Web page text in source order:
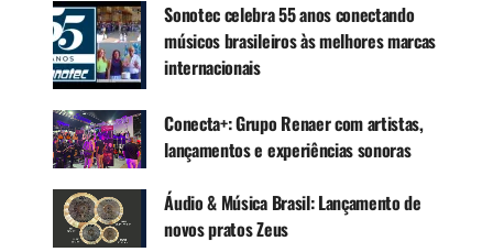
Os captadores Black Top Filter’Tron amplificam e
acentuam o corpo com a câmera Electromatic
Double Jet FT para produzir um tom amplo. A
combinação de controles individuais de volume
de captação, tom principal e volume principal
com circuito “bleed” para agudos, fornece
controle global sobre as configurações de
captação e tom.
Sonotec celebra 55 anos conectando
músicos brasileiros às melhores marcas
internacionais
Conecta+: Grupo Renaer com artistas,
lançamentos e experiências sonoras
Áudio & Música Brasil: Lançamento de
novos pratos Zeus